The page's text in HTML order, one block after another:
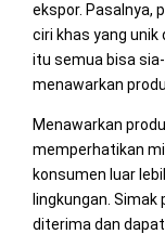
ekspor. Pasalnya,
ciri khas yang unik
itu semua bisa
menawarkan
Menawarkan
memperhatikan
konsumen luar
lingkungan. Simak
diterima dan dapat